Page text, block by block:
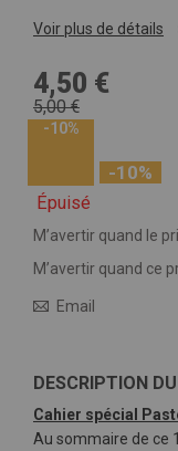
Voir plus de détails
4,50 €
5,00 €
-10%
-10%
Épuisé
M’avertir quand le
M’avertir quand ce
Email
DESCRIPTION
Cahier spécial
Au sommaire de ce